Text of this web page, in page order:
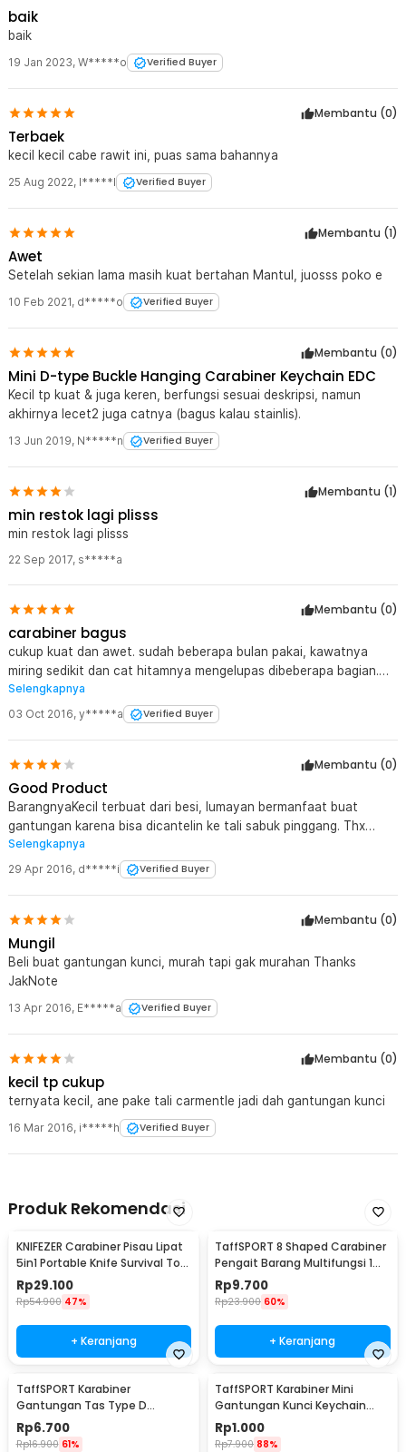
Kelengkapan Produk
Rincian yang Anda dapatkan untuk pembelian produk ini:
baik
baik
19 Jan 2023, W*****o Verified Buyer
Membantu (0)
Terbaek
kecil kecil cabe rawit ini, puas sama bahannya
25 Aug 2022, I*****l Verified Buyer
Membantu (1)
Awet
Setelah sekian lama masih kuat bertahan Mantul, juosss poko e
10 Feb 2021, d*****o Verified Buyer
Membantu (0)
Mini D-type Buckle Hanging Carabiner Keychain EDC
Kecil tp kuat & juga keren, berfungsi sesuai deskripsi, namun
akhirnya lecet2 juga catnya (bagus kalau stainlis).
13 Jun 2019, N*****n Verified Buyer
Membantu (1)
min restok lagi plisss
min restok lagi plisss
22 Sep 2017, s*****a
Membantu (0)
carabiner bagus
cukup kuat dan awet. sudah beberapa bulan pakai, kawatnya
miring sedikit dan cat hitamnya mengelupas dibeberapa bagian.
tapi berfungsi dengan baik.
Selengkapnya
03 Oct 2016, y*****a Verified Buyer
Membantu (0)
Good Product
BarangnyaKecil terbuat dari besi, lumayan bermanfaat buat
gantungan karena bisa dicantelin ke tali sabuk pinggang. Thx
jaknot
Selengkapnya
29 Apr 2016, d*****i Verified Buyer
Membantu (0)
Mungil
Beli buat gantungan kunci, murah tapi gak murahan Thanks
JakNote
13 Apr 2016, E*****a Verified Buyer
Membantu (0)
kecil tp cukup
ternyata kecil, ane pake tali carmentle jadi dah gantungan kunci
16 Mar 2016, i*****h Verified Buyer
Produk Rekomendasi
KNIFEZER Carabiner Pisau Lipat
5in1 Portable Knife Survival Tool
EDC - ED30
Rp29.100
Rp54.900 47%
+ Keranjang
TaffSPORT 8 Shaped Carabiner
Pengait Barang Multifungsi 1
PCS - AT30
Rp9.700
Rp23.900 60%
+ Keranjang
TaffSPORT Karabiner
Gantungan Tas Type D
Quickdraw Outdoor Aluminium
- AT12
Rp6.700
Rp16.900 61%
TaffSPORT Karabiner Mini
Gantungan Kunci Keychain
Hanging Buckle - AT10
Rp1.000
Rp7.900 88%